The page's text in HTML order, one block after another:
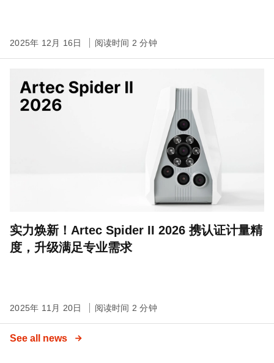
2025年 12月 16日 阅读时间 2 分钟
实力焕新！Artec Spider II 2026 携认证计量精
度，升级满足专业需求
2025年 11月 20日 阅读时间 2 分钟
See all news